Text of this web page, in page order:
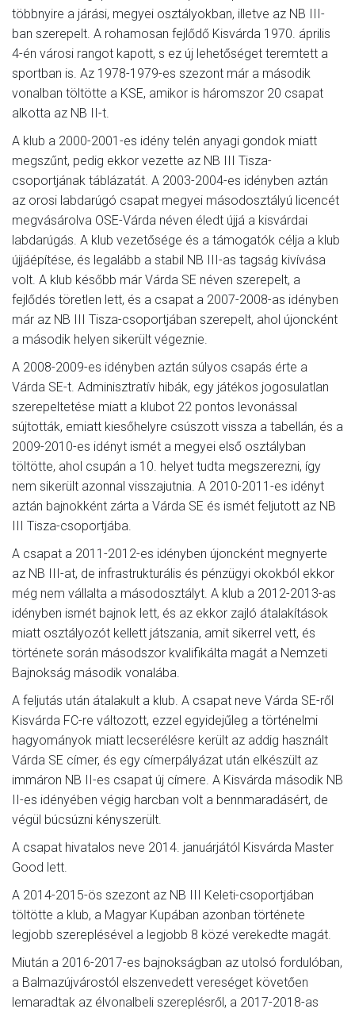
többnyire a járási, megyei osztályokban, illetve az NB III-
ban szerepelt. A rohamosan fejlődő Kisvárda 1970. április
4-én városi rangot kapott, s ez új lehetőséget teremtett a
sportban is. Az 1978-1979-es szezont már a második
vonalban töltötte a KSE, amikor is háromszor 20 csapat
alkotta az NB II-t.
A klub a 2000-2001-es idény telén anyagi gondok miatt
megszűnt, pedig ekkor vezette az NB III Tisza-
csoportjának táblázatát. A 2003-2004-es idényben aztán
az orosi labdarúgó csapat megyei másodosztályú licencét
megvásárolva OSE-Várda néven éledt újjá a kisvárdai
labdarúgás. A klub vezetősége és a támogatók célja a klub
újjáépítése, és legalább a stabil NB III-as tagság kivívása
volt. A klub később már Várda SE néven szerepelt, a
fejlődés töretlen lett, és a csapat a 2007-2008-as idényben
már az NB III Tisza-csoportjában szerepelt, ahol újoncként
a második helyen sikerült végeznie.
A 2008-2009-es idényben aztán súlyos csapás érte a
Várda SE-t. Adminisztratív hibák, egy játékos jogosulatlan
szerepeltetése miatt a klubot 22 pontos levonással
sújtották, emiatt kiesőhelyre csúszott vissza a tabellán, és a
2009-2010-es idényt ismét a megyei első osztályban
töltötte, ahol csupán a 10. helyet tudta megszerezni, így
nem sikerült azonnal visszajutnia. A 2010-2011-es idényt
aztán bajnokként zárta a Várda SE és ismét feljutott az NB
III Tisza-csoportjába.
A csapat a 2011-2012-es idényben újoncként megnyerte
az NB III-at, de infrastrukturális és pénzügyi okokból ekkor
még nem vállalta a másodosztályt. A klub a 2012-2013-as
idényben ismét bajnok lett, és az ekkor zajló átalakítások
miatt osztályozót kellett játszania, amit sikerrel vett, és
története során másodszor kvalifikálta magát a Nemzeti
Bajnokság második vonalába.
A feljutás után átalakult a klub. A csapat neve Várda SE-ről
Kisvárda FC-re változott, ezzel egyidejűleg a történelmi
hagyományok miatt lecserélésre került az addig használt
Várda SE címer, és egy címerpályázat után elkészült az
immáron NB II-es csapat új címere. A Kisvárda második NB
II-es idényében végig harcban volt a bennmaradásért, de
végül búcsúzni kényszerült.
A csapat hivatalos neve 2014. januárjától Kisvárda Master
Good lett.
A 2014-2015-ös szezont az NB III Keleti-csoportjában
töltötte a klub, a Magyar Kupában azonban története
legjobb szereplésével a legjobb 8 közé verekedte magát.
Miután a 2016-2017-es bajnokságban az utolsó fordulóban,
a Balmazújvárostól elszenvedett vereséget követően
lemaradtak az élvonalbeli szereplésről, a 2017-2018-as